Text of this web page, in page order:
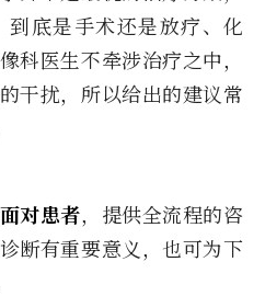
底是手术还是放疗、化
科医生不牵涉治疗之中，
干扰，所以给出的建议常
对患者，提供全流程的咨
断有重要意义，也可为下